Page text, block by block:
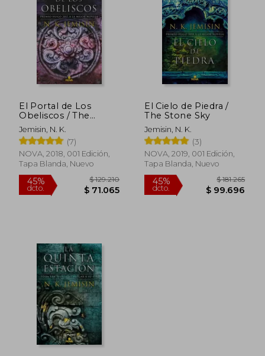
El Portal de Los
Obeliscos / The
Obelisk Gate
Jemisin, N. K.
(7)
NOVA, 2018, 001 Edición,
Tapa Blanda, Nuevo
45%
dcto.
$ 129.210
$ 71.065
El Cielo de Piedra /
The Stone Sky
Jemisin, N. K.
(3)
NOVA, 2019, 001 Edición,
Tapa Blanda, Nuevo